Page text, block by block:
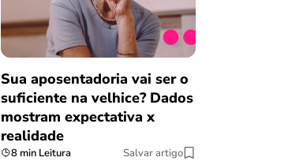
Sua aposentadoria vai ser o
suficiente na velhice? Dados
mostram expectativa x
realidade
8 min Leitura Salvar artigo